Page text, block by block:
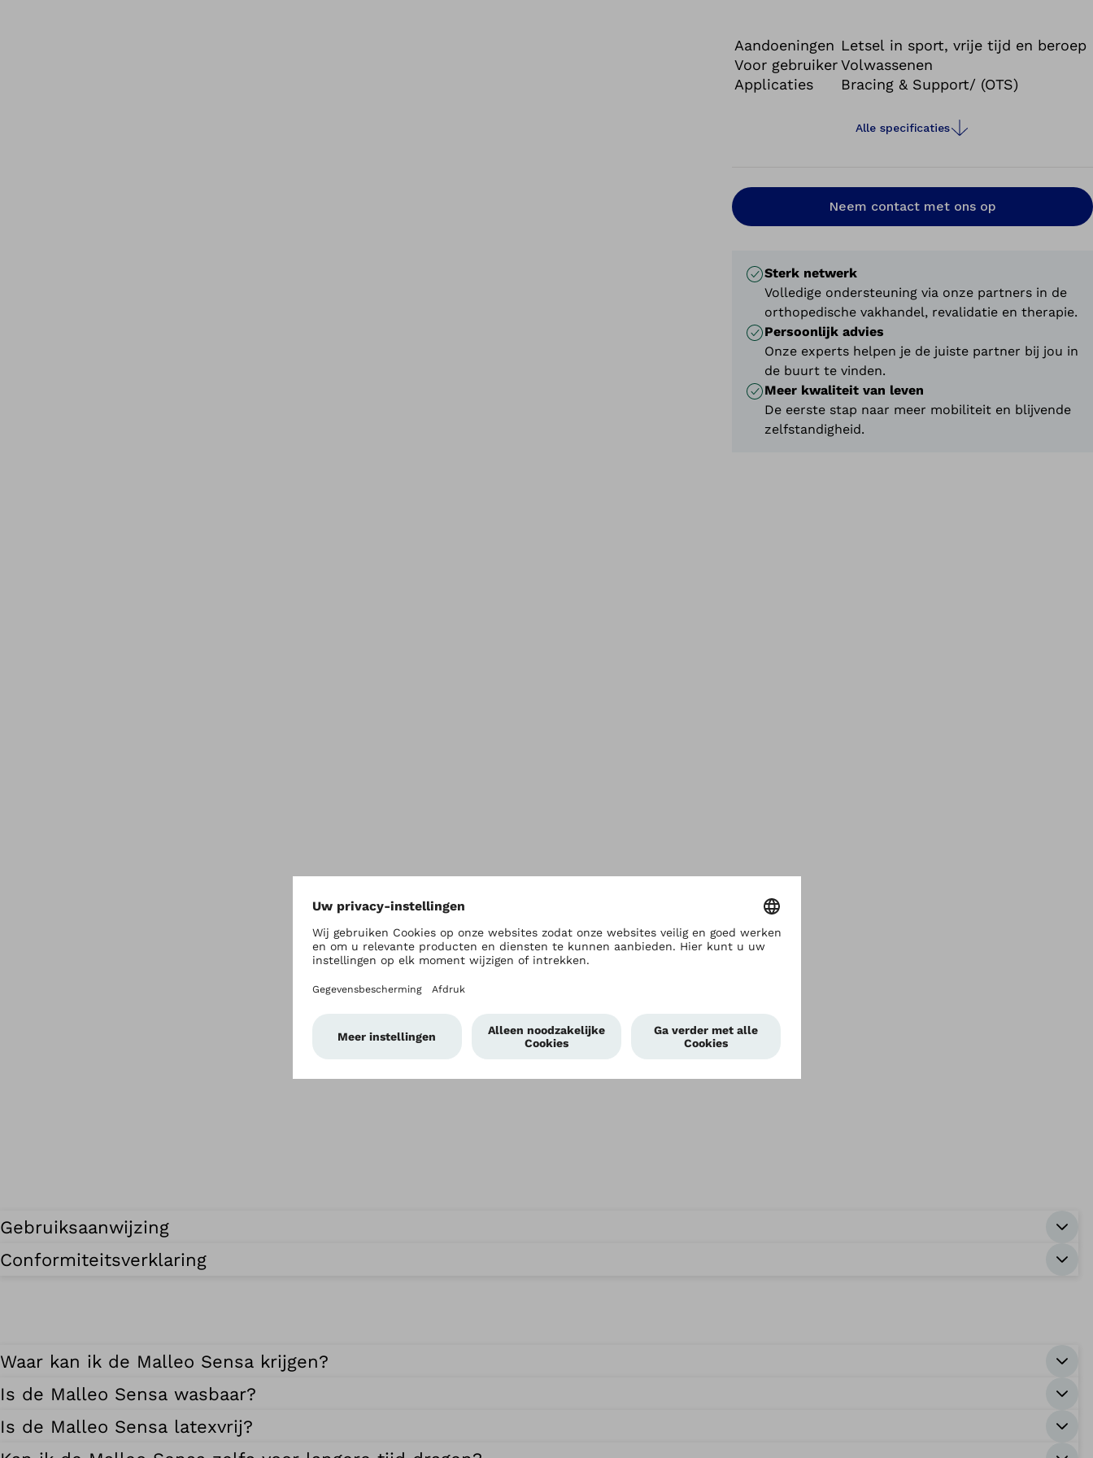
Aandoeningen Letsel in sport, vrije tijd en beroep
Voor gebruiker Volwassenen
Applicaties
Bracing & Support/ (OTS)
Alle specificaties
Neem contact met ons op
Sterk netwerk
Volledige ondersteuning via onze partners in de
orthopedische vakhandel, revalidatie en therapie.
Persoonlijk advies
Onze experts helpen je de juiste partner bij jou in
de buurt te vinden.
Meer kwaliteit van leven
De eerste stap naar meer mobiliteit en blijvende
zelfstandigheid.
Gebruiksaanwijzing
Conformiteitsverklaring
Waar kan ik de Malleo Sensa krijgen?
Is de Malleo Sensa wasbaar?
Is de Malleo Sensa latexvrij?